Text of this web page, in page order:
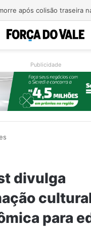
Publicidade
divulga
para